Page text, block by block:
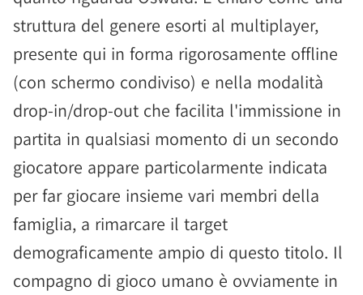
struttura del genere esorti al multiplayer,
presente qui in forma rigorosamente offline
(con schermo condiviso) e nella modalità
drop-in/drop-out che facilita l'immissione in
partita in qualsiasi momento di un secondo
giocatore appare particolarmente indicata
per far giocare insieme vari membri della
famiglia, a rimarcare il target
demograficamente ampio di questo titolo. Il
compagno di gioco umano è ovviamente in